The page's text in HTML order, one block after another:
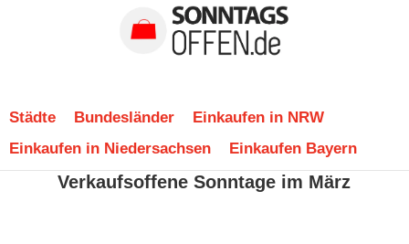
Städte Bundesländer
Einkaufen in NRW
Einkaufen in Niedersachsen
Einkaufen Bayern
Verkaufsoffene Sonntage im März